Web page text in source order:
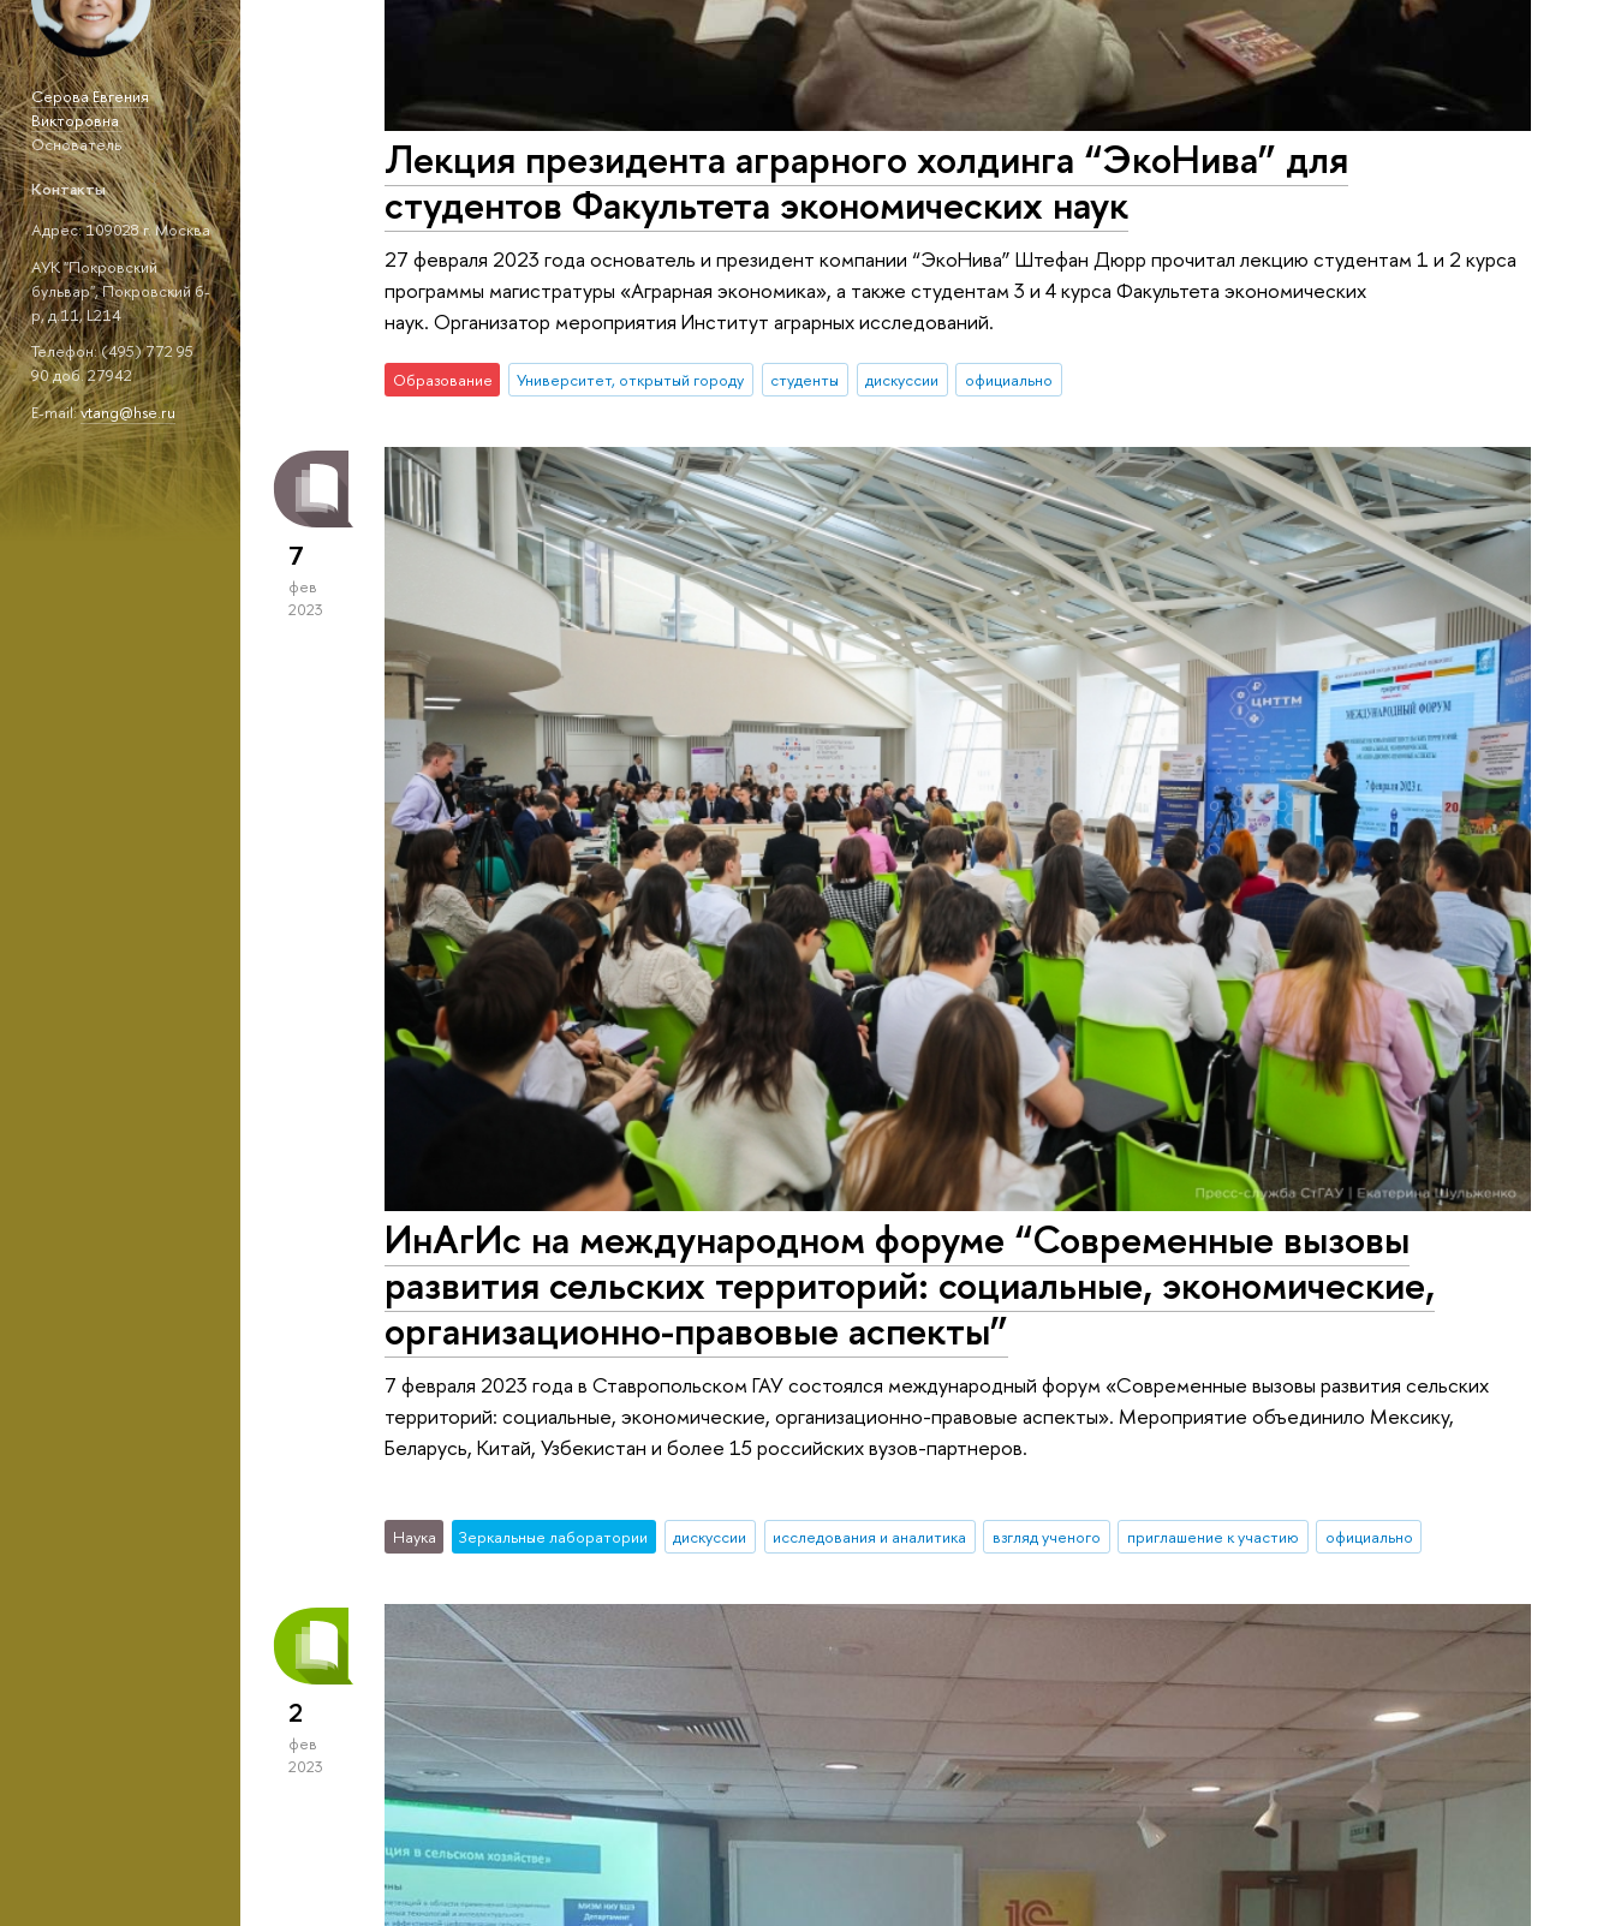
Серова Евгения
Викторовна
Основатель
Контакты
Адрес: 109028 г. Москва
АУК "Покровский
бульвар", Покровский б-
р, д.11, L214
Телефон: (495) 772 95
90 доб. 27942
E-mail:vtang@hse.ru
Лекция президента аграрного холдинга “ЭкоНива” для
студентов Факультета экономических наук
27 февраля 2023 года основатель и президент компании “ЭкоНива” Штефан Дюрр прочитал лекцию студентам 1 и 2 курса
программы магистратуры «Аграрная экономика», а также студентам 3 и 4 курса Факультета экономических
наук. Организатор мероприятия Институт аграрных исследований.
Образование Университет, открытый городу студенты дискуссии официально
7
фев
2023
ИнАгИс на международном форуме “Современные вызовы
развития сельских территорий: социальные, экономические,
организационно-правовые аспекты”
7 февраля 2023 года в Ставропольском ГАУ состоялся международный форум «Современные вызовы развития сельских
территорий: социальные, экономические, организационно-правовые аспекты». Мероприятие объединило Мексику,
Беларусь, Китай, Узбекистан и более 15 российских вузов-партнеров.
Наука Зеркальные лаборатории дискуссии исследования и аналитика взгляд ученого приглашение к участию официально
2
фев
2023